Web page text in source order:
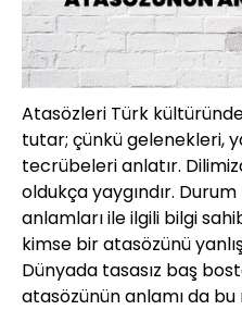
Atasözleri Türk
tutar; çünkü gelenekleri,
tecrübeleri anlatır.
oldukça yaygındır.
anlamları ile ilgili bilgi
kimse bir atasözünü
Dünyada tasasız baş
atasözünün anlamı da bu